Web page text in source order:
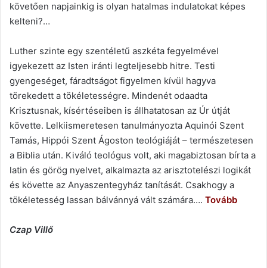
követően napjainkig is olyan hatalmas indulatokat képes
kelteni?…
Luther szinte egy szentéletű aszkéta fegyelmével
igyekezett az Isten iránti legteljesebb hitre. Testi
gyengeséget, fáradtságot figyelmen kívül hagyva
törekedett a tökéletességre. Mindenét odaadta
Krisztusnak, kísértéseiben is állhatatosan az Úr útját
követte. Lelkiismeretesen tanulmányozta Aquinói Szent
Tamás, Hippói Szent Ágoston teológiáját – természetesen
a Biblia után. Kiváló teológus volt, aki magabiztosan bírta a
latin és görög nyelvet, alkalmazta az arisztotelészi logikát
és követte az Anyaszentegyház tanítását. Csakhogy a
tökéletesség lassan bálvánnyá vált számára…. Tovább
Czap Villő